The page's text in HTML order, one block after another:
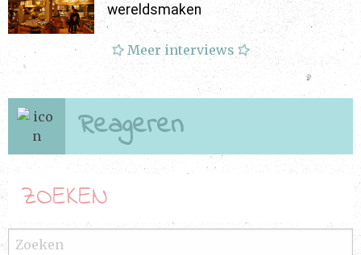
wereldsmaken
Meer interviews
Reageren
ZOEKEN